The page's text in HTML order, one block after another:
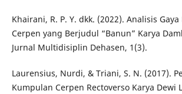
Khairani, R. P. Y. dkk. (2022). Analisis
Cerpen yang Berjudul “Banun” Karya
Jurnal Multidisiplin Dehasen, 1(3).
Laurensius, Nurdi, & Triani, S. N. (2017).
Kumpulan Cerpen Rectoverso Karya Dewi